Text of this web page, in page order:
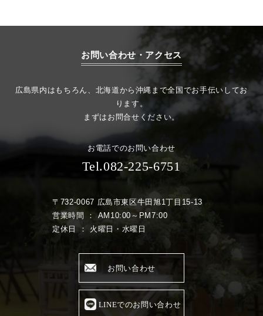
お問い合わせ・アクセス
広島県内はもちろん、北海道から沖縄まで全国でお手伝いしてお
ります。
まずはお問合せください。
お電話でのお問い合わせ
Tel.082-225-6751
〒732-0067 広島市東区牛田旭1丁目15-13
営業時間 ： AM10:00～PM7:00
定休日 ： 火曜日・水曜日
お問い合わせ
LINEでのお問い合わせ